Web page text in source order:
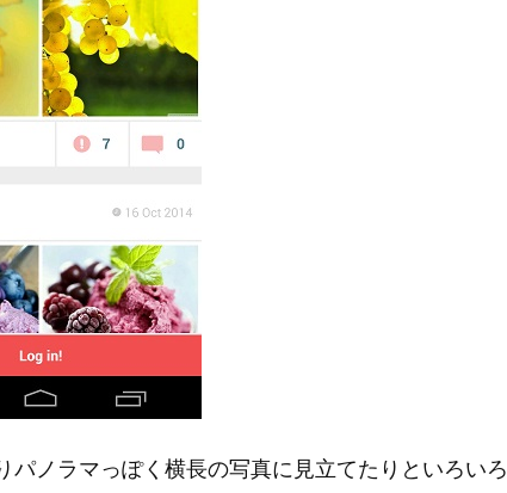
ノラマっぽく横長の写真に見立てたりといろいろ